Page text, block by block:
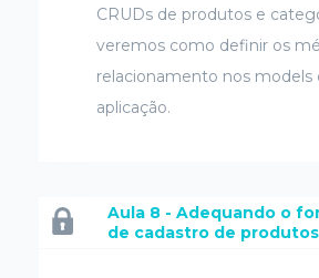
CRUDs de produtos e
veremos como definir os
relacionamento nos models
aplicação.
Aula 8 - Adequando o
de cadastro de produtos